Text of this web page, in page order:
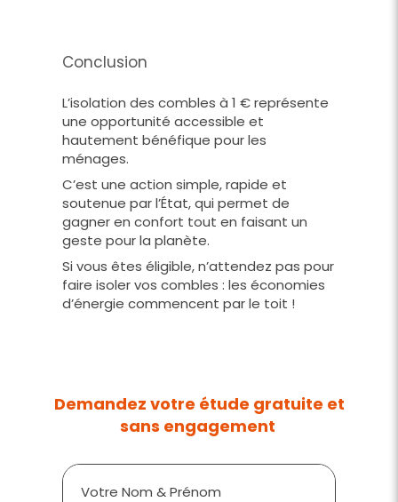
Conclusion
L’isolation des combles à 1 € représente
une opportunité accessible et
hautement bénéfique pour les
ménages.
C’est une action simple, rapide et
soutenue par l’État, qui permet de
gagner en confort tout en faisant un
geste pour la planète.
Si vous êtes éligible, n’attendez pas pour
faire isoler vos combles : les économies
d’énergie commencent par le toit !
Demandez votre étude gratuite et
sans engagement
Votre Nom & Prénom